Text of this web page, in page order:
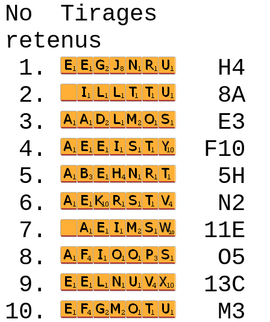
No Tirages
retenus
1.
2.
3.
4.
5.
6.
7.
8.
9.
10.